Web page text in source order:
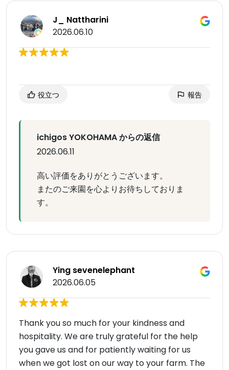
J_ Nattharini
2026.06.10
役立つ 報告
ichigos YOKOHAMA からの返信
2026.06.11
高い評価をありがとうございます。
またのご来園を心よりお待ちしておりま
す。
Ying sevenelephant
2026.06.05
Thank you so much for your kindness and
hospitality. We are truly grateful for the help
you gave us and for patiently waiting for us
when we got lost on our way to your farm. The